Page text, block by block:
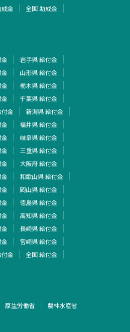
金
全国 助成金
岩手県 給付金
山形県 給付金
栃木県 給付金
千葉県 給付金
金
新潟県 給付金
福井県 給付金
岐阜県 給付金
三重県 給付金
大阪府 給付金
和歌山県 給付金
岡山県 給付金
徳島県 給付金
高知県 給付金
長崎県 給付金
宮崎県 給付金
金
全国 給付金
厚生労働省 農林水産省